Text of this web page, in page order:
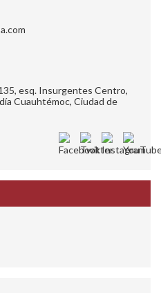
esq. Insurgentes Centro,
Cuauhtémoc, Ciudad de